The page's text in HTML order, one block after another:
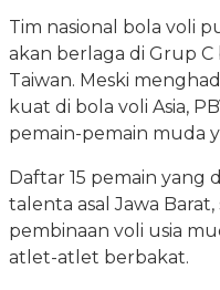
Tim nasional bola voli
akan berlaga di Grup C
Taiwan. Meski
kuat di bola voli Asia,
pemain-pemain muda
Daftar 15 pemain yang
talenta asal Jawa
pembinaan voli usia
atlet-atlet berbakat.